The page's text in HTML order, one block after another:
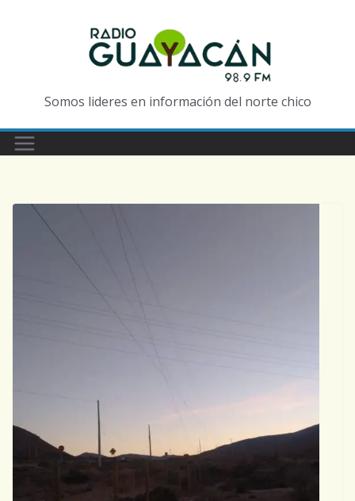
Somos lideres en información del norte chico